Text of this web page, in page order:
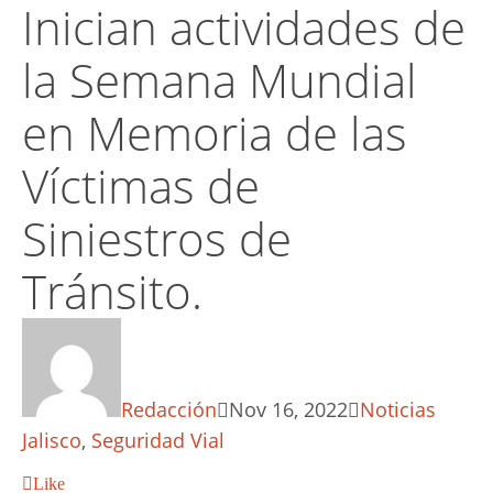
Inician actividades de
la Semana Mundial
en Memoria de las
Víctimas de
Siniestros de
Tránsito.
Redacción Nov 16, 2022 Noticias
Jalisco, Seguridad Vial
Like